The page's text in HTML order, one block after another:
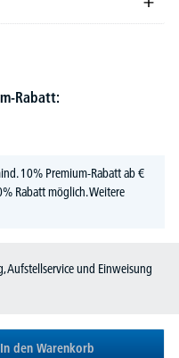
Rabatt:
10% Premium-Rabatt ab €
Rabatt möglich.Weitere
Aufstellservice und Einweisung
In den Warenkorb